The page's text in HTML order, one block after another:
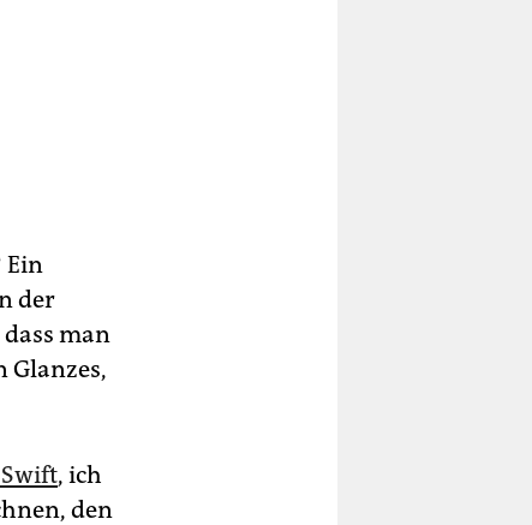
Ein
der
man
Glanzes,
, ich
den